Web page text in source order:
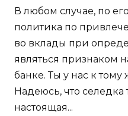
В любом случае, по
политика по
во вклады при
являться признаком
банке. Ты у нас к тому
Надеюсь, что селедка
настоящая...